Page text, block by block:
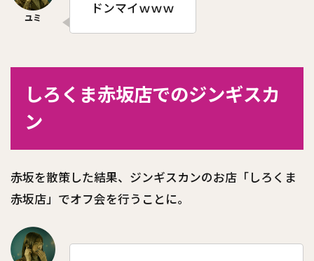
ドンマイｗｗｗ
しろくま赤坂店でのジンギスカ
ン
赤坂を散策した結果、ジンギスカンのお店「しろくま
赤坂店」でオフ会を行うことに。